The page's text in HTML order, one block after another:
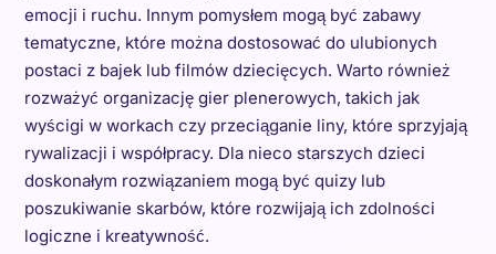
emocji i ruchu. Innym pomysłem mogą być zabawy
tematyczne, które można dostosować do ulubionych
postaci z bajek lub filmów dziecięcych. Warto również
rozważyć organizację gier plenerowych, takich jak
wyścigi w workach czy przeciąganie liny, które sprzyjają
rywalizacji i współpracy. Dla nieco starszych dzieci
doskonałym rozwiązaniem mogą być quizy lub
poszukiwanie skarbów, które rozwijają ich zdolności
logiczne i kreatywność.